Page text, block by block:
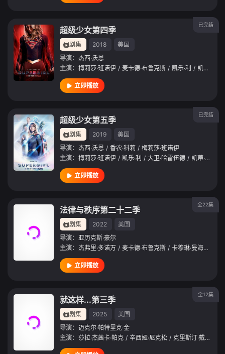
已完结
超级少女第四季
剧集 2018
美国
导演： 杰西·沃恩
主演： 梅莉莎·班诺伊 / 麦卡德·布鲁克斯 / 凯乐·利 / 凯蒂·麦克格雷斯
立即播放
已完结
超级少女第五季
剧集 2019
美国
导演： 杰西·沃恩 / 香农·科莉 / 梅莉莎·班诺伊
主演： 梅莉莎·班诺伊 / 凯乐·利 / 大卫·哈雷伍德 / 凯蒂·麦克格雷斯
立即播放
全22集
法律与秩序第二十二季
剧集 2022
美国
导演： 亚历克斯·豪尔
主演： 杰弗里·多诺万 / 麦卡德·布鲁克斯 / 卡穆琳·曼海姆
立即播放
全12集
就这样...第三季
剧集 2025
美国
导演： 迈克尔·帕特里克·金
主演： 莎拉·杰茜卡·帕克 / 辛西娅·尼克松 / 克里斯汀·戴维斯